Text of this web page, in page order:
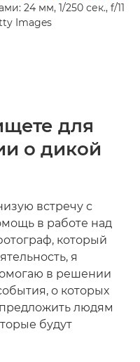
24 мм, 1/250 сек., f/11
Images
для
о дикой
встречу с
в работе над
который
я
в решении
о которых
людям
будут